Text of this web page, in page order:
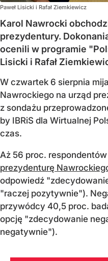
Paweł Lisicki i Rafał Ziemkiewicz
Karol Nawrocki
prezydentury.
ocenili w programie
Lisicki i Rafał
W czwartek 6 sierpnia
Nawrockiego na urząd
z sondażu
by IBRiS dla Wirtualnej
czas.
Aż 56 proc. respondentów
prezydenturę
odpowiedź
"raczej pozytywnie").
przywódcy 40,5 proc.
opcję "zdecydowanie
negatywnie").